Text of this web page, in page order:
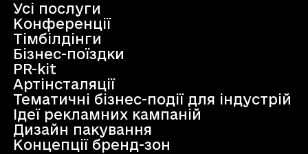
Усі послуги
Конференції
Тімбілдінги
Бізнес-поїздки
PR-kit
Артінсталяції
Тематичні бізнес-події для індустрій
Ідеї рекламних кампаній
Дизайн пакування
Концепції бренд-зон